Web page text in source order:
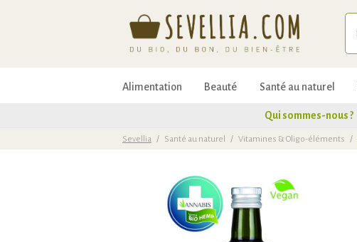
Alimentation Beauté Santé au naturel
Qui sommes-nous ?
Sevellia / Santé au naturel / Vitamines & Oligo-éléments /